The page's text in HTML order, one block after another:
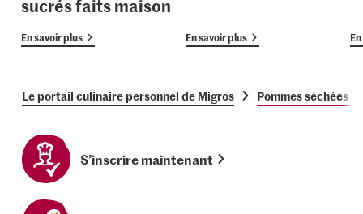
sucrés faits maison
En savoir plus En savoir plus
Le portail culinaire personnel de Migros Pommes séchées
S’inscrire maintenant